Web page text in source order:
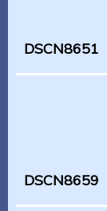
DSCN8651
DSCN8659